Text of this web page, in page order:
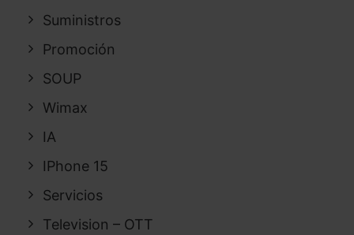
Suministros
Promoción
SOUP
Wimax
IA
IPhone 15
Servicios
Television – OTT